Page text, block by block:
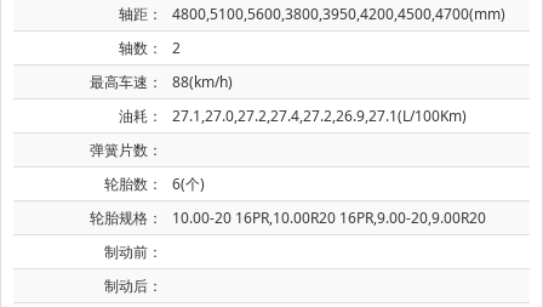
轴距：
4800,5100,5600,3800,3950,4200,4500,4700(mm)
轴数：
2
最高车速：
88(km/h)
油耗：
27.1,27.0,27.2,27.4,27.2,26.9,27.1(L/100Km)
弹簧片数：
轮胎数：
6(个)
轮胎规格：
10.00-20 16PR,10.00R20 16PR,9.00-20,9.00R20
制动前：
制动后：